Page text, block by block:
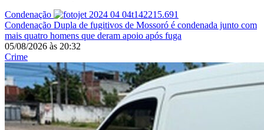
Condenação
Condenação Dupla de fugitivos de Mossoró é condenada junto com
mais quatro homens que deram apoio após fuga
05/08/2026 às 20:32
Crime